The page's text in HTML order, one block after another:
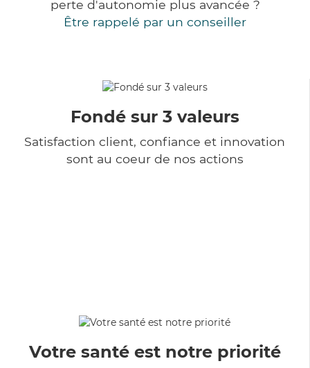
perte d'autonomie plus avancée ?
Être rappelé par un conseiller
Fondé sur 3 valeurs
Satisfaction client, confiance et innovation
sont au coeur de nos actions
Votre santé est notre priorité